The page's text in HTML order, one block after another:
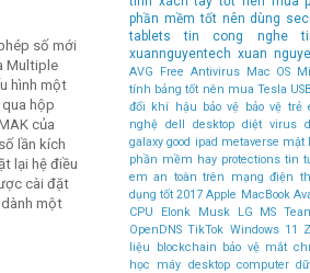
số mới
Multiple
hình một
hộp
của
lần kích
lại hệ điều
cài đặt
một
phần mềm tốt nên dùng
tablets
tin cong nghe
xuannguyentech xuan
AVG Free Antivirus Mac OS
tính bảng tốt nên mua Tesla USB
đổi khí hậu bảo vệ bảo vệ trẻ
nghệ dell desktop diệt virus
galaxy good ipad metaverse mật
phần mềm hay protections tin
em an toàn trên mạng điện
dụng tốt 2017 Apple MacBook
CPU
Elonk Musk LG MS
OpenDNS TikTok Windows 11
liệu
blockchain bảo vệ mắt
học máy desktop computer